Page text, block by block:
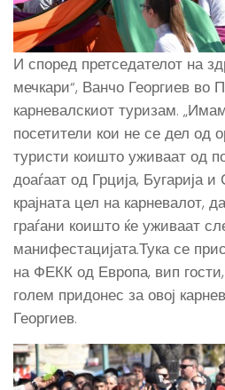
И според претседателот на
мечкари“, Ванчо Георгиев во
карневалскиот туризам.
посетители кои не се дел од
туристи коишто уживаат од
доаѓаат од Грција, Бугарија
крајната цел на карневалот,
граѓани коишто ќе уживаат
манифестацијата.Тука се
на ФЕКК од Европа, вип
голем придонес за овој
Георгиев.